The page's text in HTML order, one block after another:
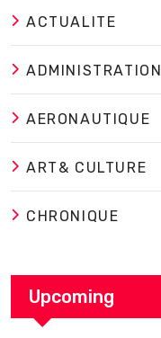
ACTUALITE
ADMINISTRATION
AERONAUTIQUE
ART& CULTURE
CHRONIQUE
Upcoming